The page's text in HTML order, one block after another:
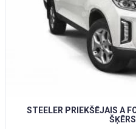
STEELER PRIEKŠĒJAIS A